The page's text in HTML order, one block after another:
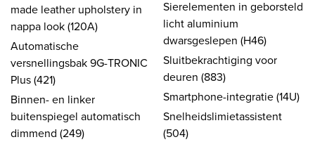
made leather upholstery in
nappa look (120A)
Automatische
versnellingsbak 9G-TRONIC
Plus (421)
Binnen- en linker
buitenspiegel automatisch
dimmend (249)
Sierelementen in geborsteld
licht aluminium
dwarsgeslepen (H46)
Sluitbekrachtiging voor
deuren (883)
Smartphone-integratie (14U)
Snelheidslimietassistent
(504)